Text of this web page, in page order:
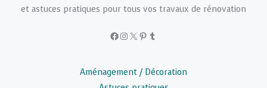
et astuces pratiques pour tous vos travaux de rénovation
Facebook
Instagram
X Pinterest
Tumblr
Aménagement / Décoration